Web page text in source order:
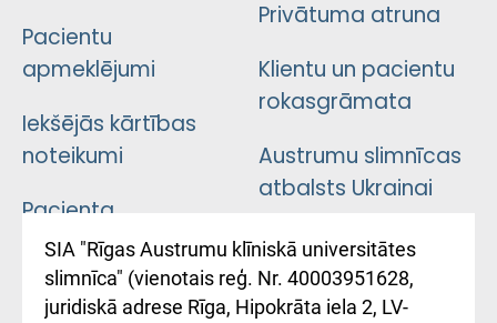
Pacientu
apmeklējumi
Iekšējās kārtības
noteikumi
Pacienta
atsauksmju/sūdzību
iesniegšanas
kārtība
Privātuma atruna
Klientu un pacientu
rokasgrāmata
Austrumu slimnīcas
atbalsts Ukrainai
Підтримка Східної
лікарні та співпраця з
Україною
SIA "Rīgas Austrumu klīniskā universitātes
slimnīca" (vienotais reģ. Nr. 40003951628,
juridiskā adrese Rīga, Hipokrāta iela 2, LV-